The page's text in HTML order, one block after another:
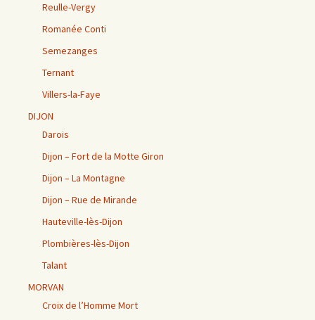
Reulle-Vergy
Romanée Conti
Semezanges
Ternant
Villers-la-Faye
DIJON
Darois
Dijon – Fort de la Motte Giron
Dijon – La Montagne
Dijon – Rue de Mirande
Hauteville-lès-Dijon
Plombières-lès-Dijon
Talant
MORVAN
Croix de l’Homme Mort